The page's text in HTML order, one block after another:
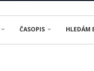
ČASOPIS HLEDÁM